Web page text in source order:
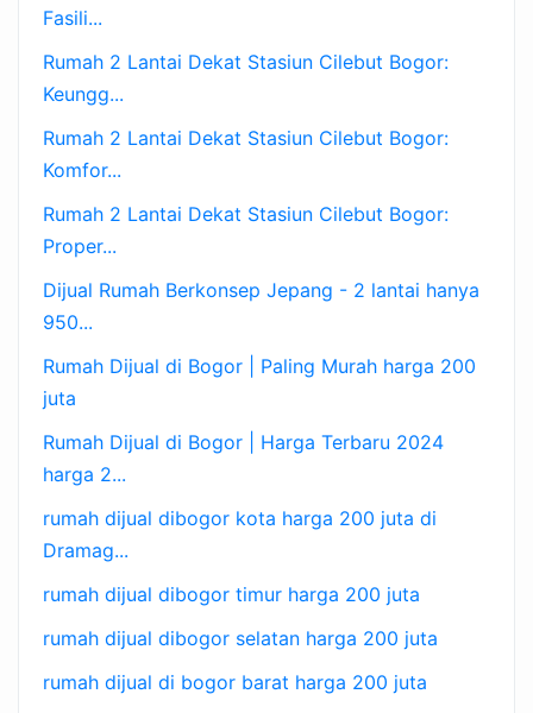
Fasili...
Rumah 2 Lantai Dekat Stasiun Cilebut Bogor:
Keungg...
Rumah 2 Lantai Dekat Stasiun Cilebut Bogor:
Komfor...
Rumah 2 Lantai Dekat Stasiun Cilebut Bogor:
Proper...
Dijual Rumah Berkonsep Jepang - 2 lantai hanya
950...
Rumah Dijual di Bogor | Paling Murah harga 200
juta
Rumah Dijual di Bogor | Harga Terbaru 2024
harga 2...
rumah dijual dibogor kota harga 200 juta di
Dramag...
rumah dijual dibogor timur harga 200 juta
rumah dijual dibogor selatan harga 200 juta
rumah dijual di bogor barat harga 200 juta